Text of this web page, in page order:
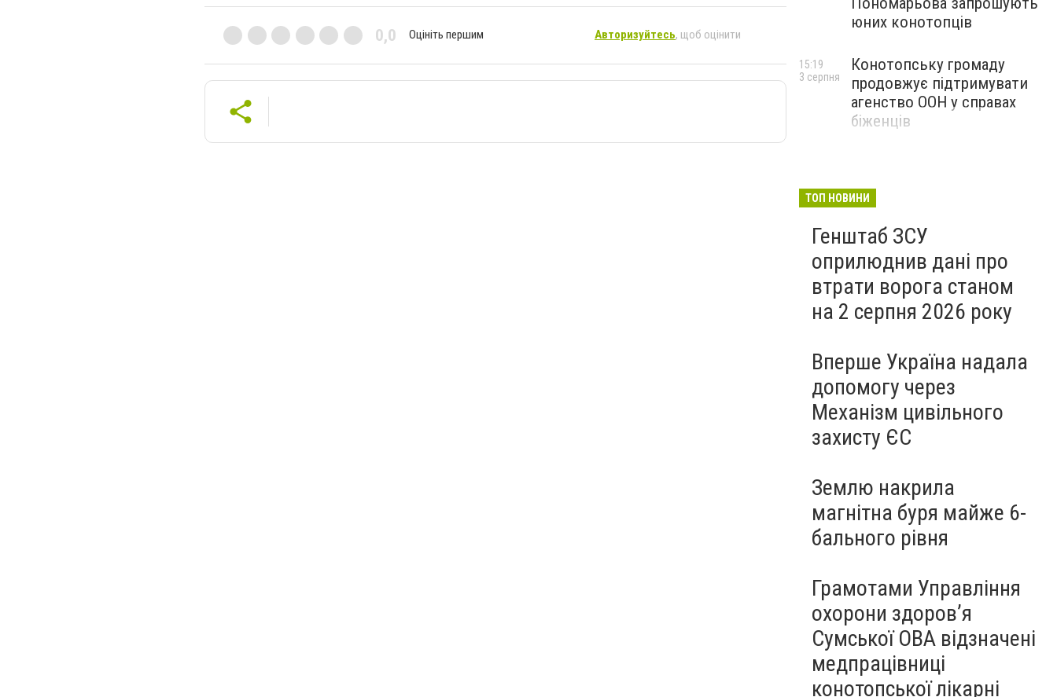
0,0 Оцініть першим Авторизуйтесь, щоб оцінити
юних конотопців
Конотопську громаду
продовжує підтримувати
агенство ООН у справах
біженців
15:19
3 серпня
ТОП НОВИНИ
Генштаб ЗСУ
оприлюднив дані про
втрати ворога станом
на 2 серпня 2026 року
Вперше Україна надала
допомогу через
Механізм цивільного
захисту ЄС
Землю накрила
магнітна буря майже 6-
бального рівня
Грамотами Управління
охорони здоров’я
Сумської ОВА відзначені
медпрацівниці
конотопської лікарні